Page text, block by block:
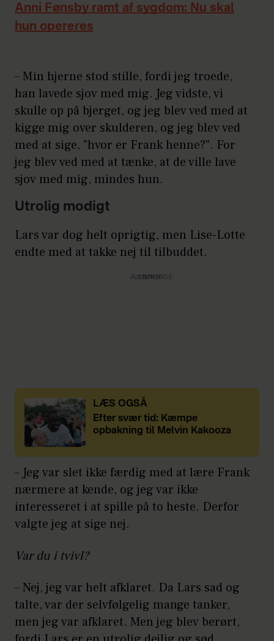
Anni Fønsby ramt af sygdom: Nu skal
hun opereres
– Min hjerne stod stille, fordi jeg troede,
han lavede sjov med mig. Jeg vidste, vi
skulle op på bjerget, og jeg blev ved med at
kigge mig over skulderen, og jeg blev ved
med at sige, "hvor er Frank henne?". For
jeg blev ved med at tænke, at de ville lave
sjov med mig, mindes hun.
Utrolig modigt
Lars var dog helt oprigtig, men Lise-Lotte
endte med at takke nej til tilbuddet.
Annonce
LÆS OGSÅ
Efter svær tid: Kæmpe
opbakning til Melvin Kakooza
– Jeg var slet ikke færdig med at lære Frank
nærmere at kende, og jeg var ikke
interesseret i at spille på to heste. Derfor
valgte jeg at sige nej.
Var du i tvivl?
– Nej, jeg var helt afklaret. Da Lars sad og
talte, var der selvfølgelig mange tanker,
men jeg var afklaret. Men jeg blev berørt,